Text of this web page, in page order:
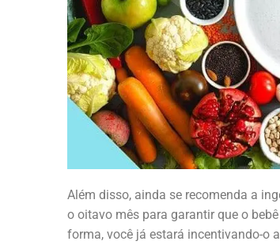
Além disso, ainda se recomenda a
o oitavo mês para garantir que o
forma, você já estará incentivando-o